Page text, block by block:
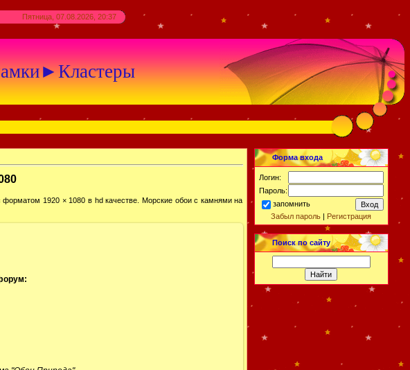
Пятница, 07.08.2026, 20:37
форматом 1920 × 1080 в hd качестве. Морские обои с камнями на
Форма входа
Логин:
Пароль:
запомнить
Забыл пароль | Регистрация
Поиск по сайту